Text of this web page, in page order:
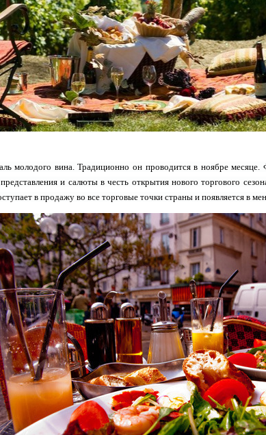
молодого вина. Традиционно он проводится в ноябре месяце.
и салюты в честь открытия нового торгового
в продажу во все торговые точки страны и появляется в